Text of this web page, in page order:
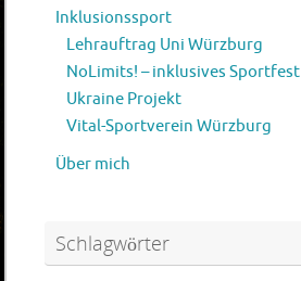
Inklusionssport
Lehrauftrag Uni Würzburg
NoLimits! – inklusives Sportfest
Ukraine Projekt
Vital-Sportverein Würzburg
Über mich
Schlagwörter